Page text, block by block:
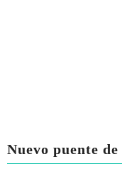
Nuevo puente